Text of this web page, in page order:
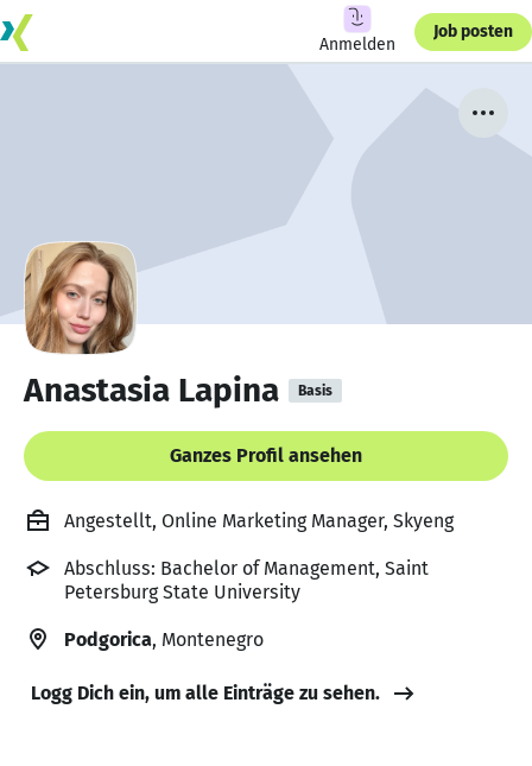
Anmelden
Job posten
Anastasia Lapina Basis
Ganzes Profil ansehen
Angestellt, Online Marketing Manager, Skyeng
Abschluss: Bachelor of Management, Saint
Petersburg State University
Podgorica, Montenegro
Logg Dich ein, um alle Einträge zu sehen.